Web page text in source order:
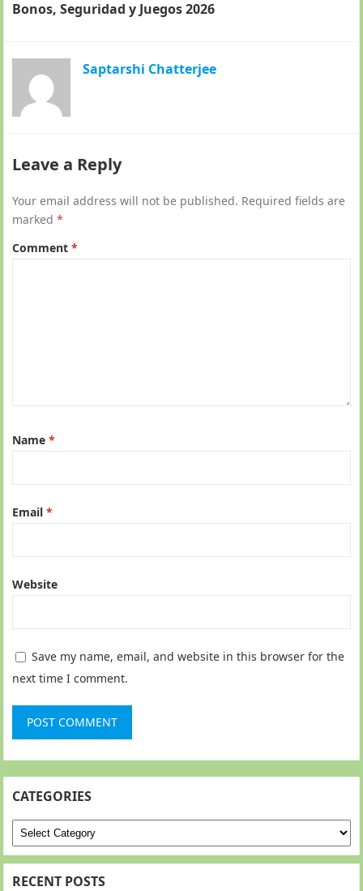
Bonos, Seguridad y Juegos 2026
Saptarshi Chatterjee
Leave a Reply
Your email address will not be published. Required fields are
marked*
Comment*
Name*
Email*
Website
Save my name, email, and website in this browser for the
next time I comment.
CATEGORIES
Categories
RECENT POSTS